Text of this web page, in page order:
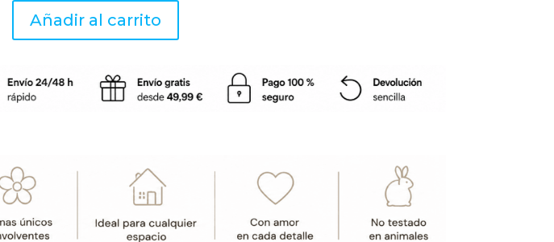
Añadir al carrito